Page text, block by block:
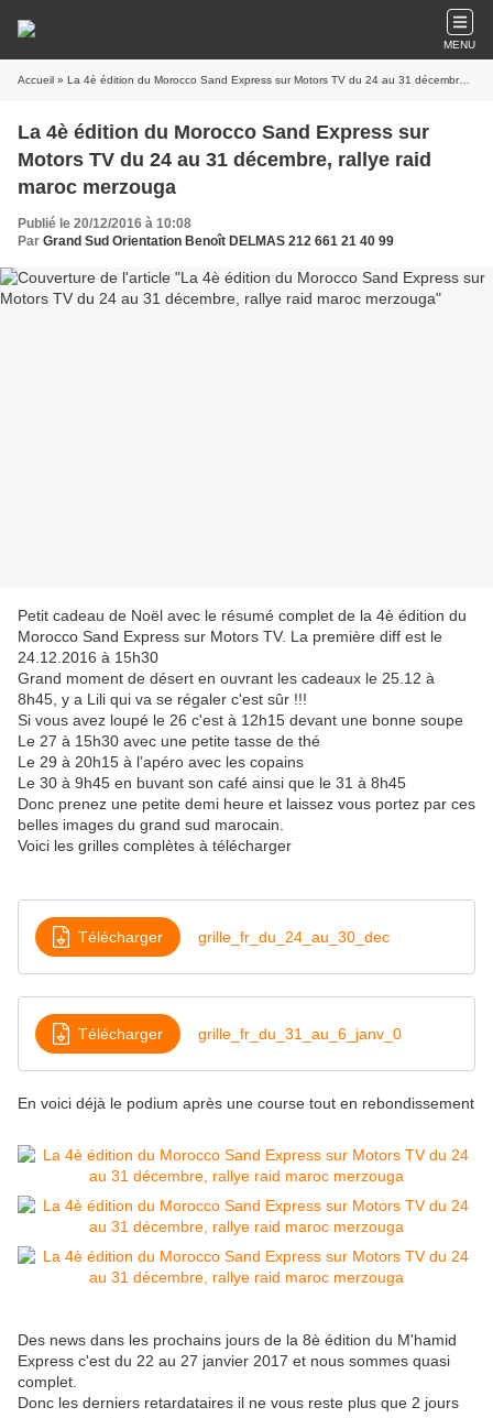
MENU
Accueil » La 4è édition du Morocco Sand Express sur Motors TV du 24 au 31 décembre, rallye raid maroc merzouga
La 4è édition du Morocco Sand Express sur
Motors TV du 24 au 31 décembre, rallye raid
maroc merzouga
Publié le 20/12/2016 à 10:08
Par Grand Sud Orientation Benoît DELMAS 212 661 21 40 99
Petit cadeau de Noël avec le résumé complet de la 4è édition du
Morocco Sand Express sur Motors TV. La première diff est le
24.12.2016 à 15h30
Grand moment de désert en ouvrant les cadeaux le 25.12 à
8h45, y a Lili qui va se régaler c'est sûr !!!
Si vous avez loupé le 26 c'est à 12h15 devant une bonne soupe
Le 27 à 15h30 avec une petite tasse de thé
Le 29 à 20h15 à l'apéro avec les copains
Le 30 à 9h45 en buvant son café ainsi que le 31 à 8h45
Donc prenez une petite demi heure et laissez vous portez par ces
belles images du grand sud marocain.
Voici les grilles complètes à télécharger
Télécharger grille_fr_du_24_au_30_dec
Télécharger grille_fr_du_31_au_6_janv_0
En voici déjà le podium après une course tout en rebondissement
Des news dans les prochains jours de la 8è édition du M'hamid
Express c'est du 22 au 27 janvier 2017 et nous sommes quasi
complet.
Donc les derniers retardataires il ne vous reste plus que 2 jours